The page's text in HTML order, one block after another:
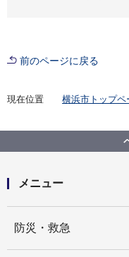
前のページに戻る
現在位置 横浜市トップペ
循環型都市を
ア版「循環型
メニュー
防災・救急